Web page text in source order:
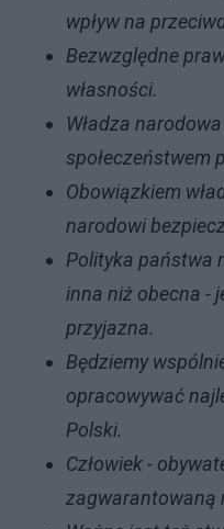
wpływ na
Bezwzględne
własności.
Władza
społeczeństwem
Obowiązkiem
narodowi
Polityka państwa
inna niż obecna -
przyjazna.
Będziemy
opracowywać
Polski.
Człowiek -
zagwarantowaną